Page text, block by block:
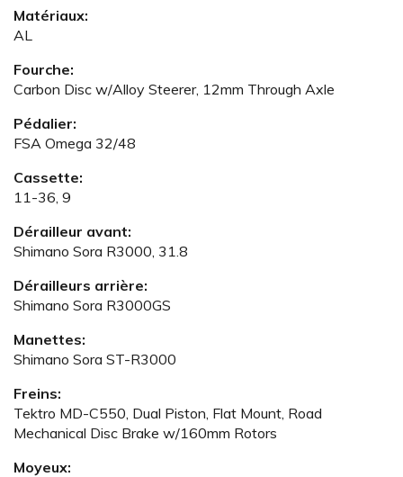
Matériaux:
AL
Fourche:
Carbon Disc w/Alloy Steerer, 12mm Through Axle
Pédalier:
FSA Omega 32/48
Cassette:
11-36, 9
Dérailleur avant:
Shimano Sora R3000, 31.8
Dérailleurs arrière:
Shimano Sora R3000GS
Manettes:
Shimano Sora ST-R3000
Freins:
Tektro MD-C550, Dual Piston, Flat Mount, Road
Mechanical Disc Brake w/160mm Rotors
Moyeux: